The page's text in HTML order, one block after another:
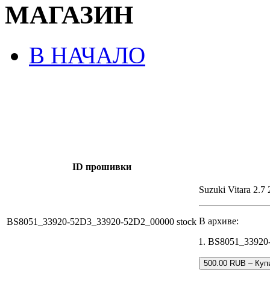
МАГАЗИН
В НАЧАЛО
ID прошивки
BS8051_33920-52D3_33920-52D2_00000 stock
Suzuki Vitara 2.7
В архиве:
500.00 RUB –